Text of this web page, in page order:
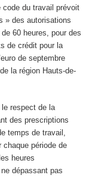
code du travail prévoit
» des autorisations
60 heures, pour des
de crédit pour la
de septembre
la région Hauts-de-
respect de la
des prescriptions
temps de travail,
chaque période de
heures
dépassant pas